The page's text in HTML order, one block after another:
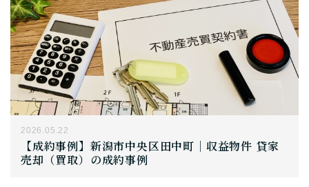
2026.05.22
【成約事例】新潟市中央区田中町｜収益物件 貸家
売却（買取）の成約事例